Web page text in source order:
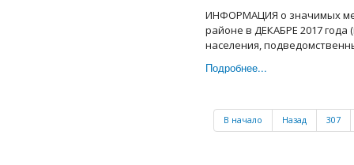
ИНФОРМАЦИЯ о значимых
районе в ДЕКАБРЕ 2017
населения,
Подробнее...
В начало Назад 307